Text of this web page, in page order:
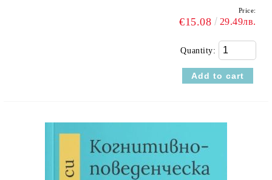
Price:
€15.08 29.49лв.
Quantity: